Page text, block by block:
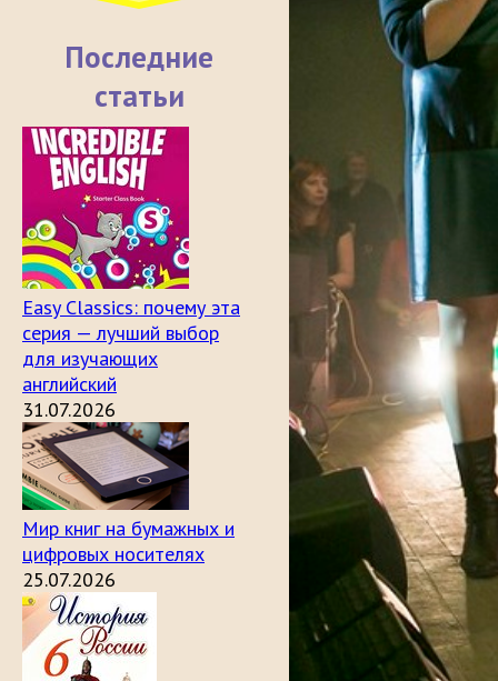
Последние
статьи
Easy Classics: почему эта
серия — лучший выбор
для изучающих
английский
31.07.2026
Мир книг на бумажных и
цифровых носителях
25.07.2026